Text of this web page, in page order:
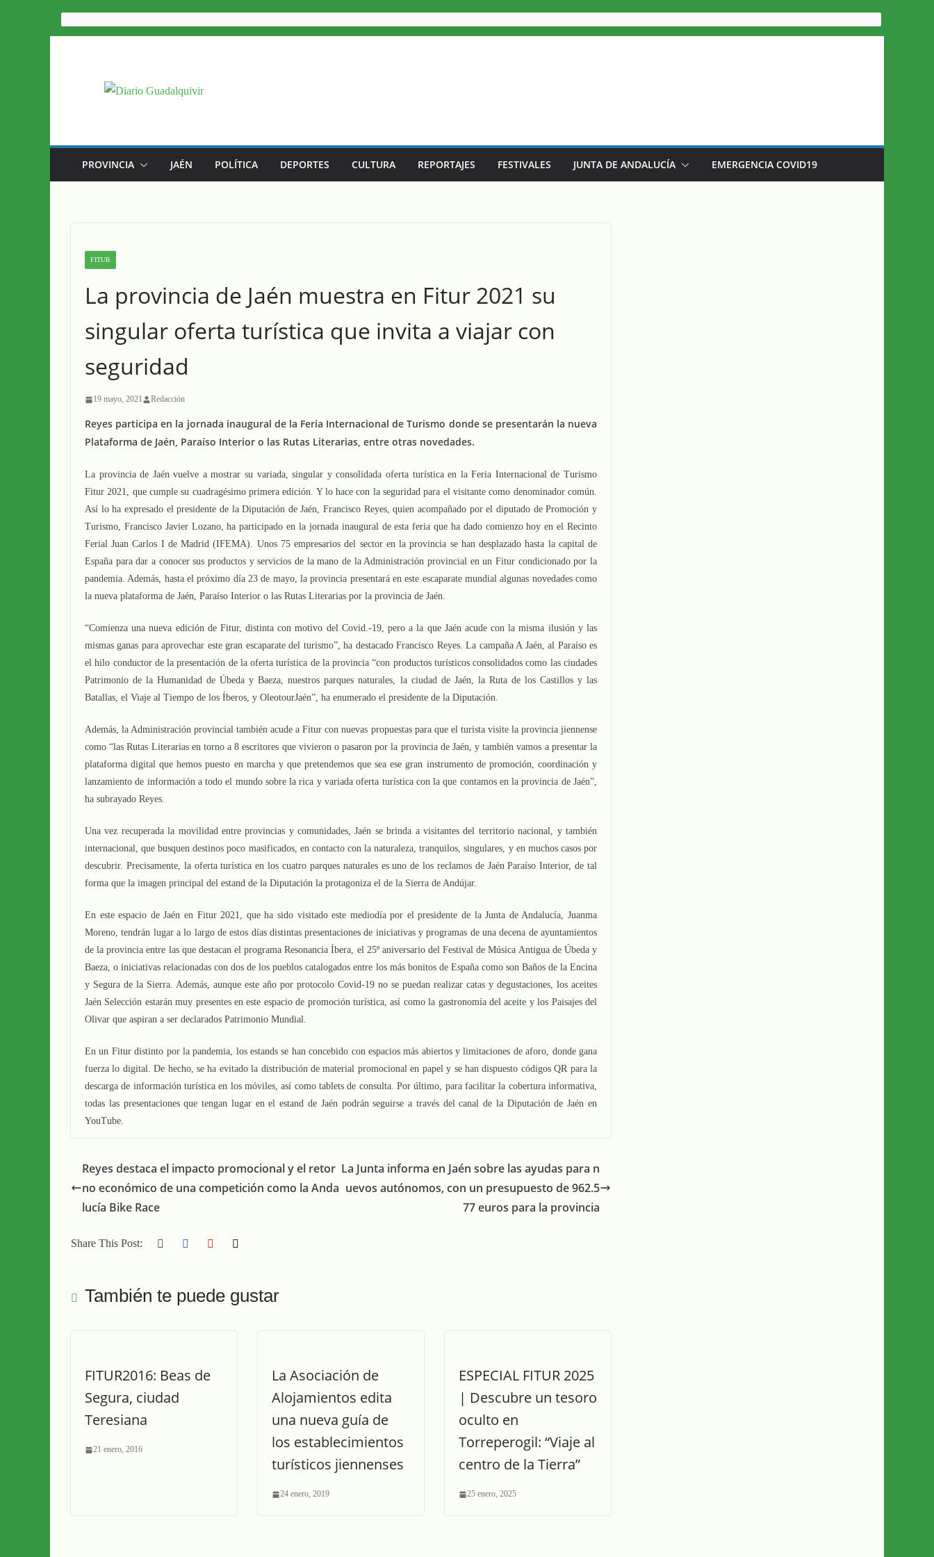
Saltar
al
PROVINCIA JAÉN POLÍTICA DEPORTES CULTURA REPORTAJES FESTIVALES JUNTA DE ANDALUCÍA EMERGENCIA COVID19
FITUR
La provincia de Jaén muestra en Fitur 2021 su
singular oferta turística que invita a viajar con
seguridad
19 mayo, 2021 Redacción
Reyes participa en la jornada inaugural de la Feria Internacional de Turismo donde se presentarán la nueva
Plataforma de Jaén, Paraíso Interior o las Rutas Literarias, entre otras novedades.
La provincia de Jaén vuelve a mostrar su variada, singular y consolidada oferta turística en la Feria Internacional de Turismo
Fitur 2021, que cumple su cuadragésimo primera edición. Y lo hace con la seguridad para el visitante como denominador común.
Así lo ha expresado el presidente de la Diputación de Jaén, Francisco Reyes, quien acompañado por el diputado de Promoción y
Turismo, Francisco Javier Lozano, ha participado en la jornada inaugural de esta feria que ha dado comienzo hoy en el Recinto
Ferial Juan Carlos I de Madrid (IFEMA). Unos 75 empresarios del sector en la provincia se han desplazado hasta la capital de
España para dar a conocer sus productos y servicios de la mano de la Administración provincial en un Fitur condicionado por la
pandemia. Además, hasta el próximo día 23 de mayo, la provincia presentará en este escaparate mundial algunas novedades como
la nueva plataforma de Jaén, Paraíso Interior o las Rutas Literarias por la provincia de Jaén.
“Comienza una nueva edición de Fitur, distinta con motivo del Covid.-19, pero a la que Jaén acude con la misma ilusión y las
mismas ganas para aprovechar este gran escaparate del turismo”, ha destacado Francisco Reyes. La campaña A Jaén, al Paraíso es
el hilo conductor de la presentación de la oferta turística de la provincia “con productos turísticos consolidados como las ciudades
Patrimonio de la Humanidad de Úbeda y Baeza, nuestros parques naturales, la ciudad de Jaén, la Ruta de los Castillos y las
Batallas, el Viaje al Tiempo de los Íberos, y OleotourJaén”, ha enumerado el presidente de la Diputación.
Además, la Administración provincial también acude a Fitur con nuevas propuestas para que el turista visite la provincia jiennense
como “las Rutas Literarias en torno a 8 escritores que vivieron o pasaron por la provincia de Jaén, y también vamos a presentar la
plataforma digital que hemos puesto en marcha y que pretendemos que sea ese gran instrumento de promoción, coordinación y
lanzamiento de información a todo el mundo sobre la rica y variada oferta turística con la que contamos en la provincia de Jaén”,
ha subrayado Reyes.
Una vez recuperada la movilidad entre provincias y comunidades, Jaén se brinda a visitantes del territorio nacional, y también
internacional, que busquen destinos poco masificados, en contacto con la naturaleza, tranquilos, singulares, y en muchos casos por
descubrir. Precisamente, la oferta turística en los cuatro parques naturales es uno de los reclamos de Jaén Paraíso Interior, de tal
forma que la imagen principal del estand de la Diputación la protagoniza el de la Sierra de Andújar.
En este espacio de Jaén en Fitur 2021, que ha sido visitado este mediodía por el presidente de la Junta de Andalucía, Juanma
Moreno, tendrán lugar a lo largo de estos días distintas presentaciones de iniciativas y programas de una decena de ayuntamientos
de la provincia entre las que destacan el programa Resonancia Íbera, el 25º aniversario del Festival de Música Antigua de Úbeda y
Baeza, o iniciativas relacionadas con dos de los pueblos catalogados entre los más bonitos de España como son Baños de la Encina
y Segura de la Sierra. Además, aunque este año por protocolo Covid-19 no se puedan realizar catas y degustaciones, los aceites
Jaén Selección estarán muy presentes en este espacio de promoción turística, así como la gastronomía del aceite y los Paisajes del
Olivar que aspiran a ser declarados Patrimonio Mundial.
En un Fitur distinto por la pandemia, los estands se han concebido con espacios más abiertos y limitaciones de aforo, donde gana
fuerza lo digital. De hecho, se ha evitado la distribución de material promocional en papel y se han dispuesto códigos QR para la
descarga de información turística en los móviles, así como tablets de consulta. Por último, para facilitar la cobertura informativa,
todas las presentaciones que tengan lugar en el estand de Jaén podrán seguirse a través del canal de la Diputación de Jaén en
YouTube.
Reyes destaca el impacto promocional y el retor
no económico de una competición como la Anda
lucía Bike Race
La Junta informa en Jaén sobre las ayudas para n
uevos autónomos, con un presupuesto de 962.5
77 euros para la provincia
Share This Post:
También te puede gustar
FITUR2016: Beas de
Segura, ciudad
Teresiana
21 enero, 2016
La Asociación de
Alojamientos edita
una nueva guía de
los establecimientos
turísticos jiennenses
24 enero, 2019
ESPECIAL FITUR 2025
| Descubre un tesoro
oculto en
Torreperogil: “Viaje al
centro de la Tierra”
25 enero, 2025